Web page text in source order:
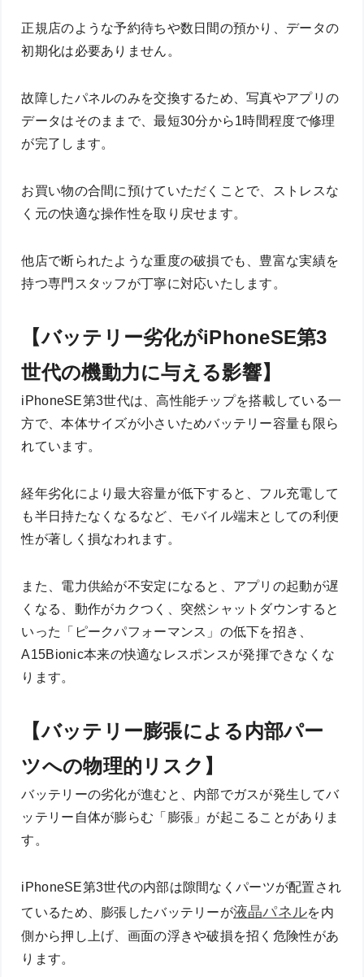
正規店のような予約待ちや数日間の預かり、データの
初期化は必要ありません。
故障したパネルのみを交換するため、写真やアプリの
データはそのままで、最短30分から1時間程度で修理
が完了します。
お買い物の合間に預けていただくことで、ストレスな
く元の快適な操作性を取り戻せます。
他店で断られたような重度の破損でも、豊富な実績を
持つ専門スタッフが丁寧に対応いたします。
【バッテリー劣化がiPhoneSE第3
世代の機動力に与える影響】
iPhoneSE第3世代は、高性能チップを搭載している一
方で、本体サイズが小さいためバッテリー容量も限ら
れています。
経年劣化により最大容量が低下すると、フル充電して
も半日持たなくなるなど、モバイル端末としての利便
性が著しく損なわれます。
また、電力供給が不安定になると、アプリの起動が遅
くなる、動作がカクつく、突然シャットダウンすると
いった「ピークパフォーマンス」の低下を招き、
A15Bionic本来の快適なレスポンスが発揮できなくな
ります。
【バッテリー膨張による内部パー
ツへの物理的リスク】
バッテリーの劣化が進むと、内部でガスが発生してバ
ッテリー自体が膨らむ「膨張」が起こることがありま
す。
iPhoneSE第3世代の内部は隙間なくパーツが配置され
ているため、膨張したバッテリーが液晶パネルを内
側から押し上げ、画面の浮きや破損を招く危険性があ
ります。